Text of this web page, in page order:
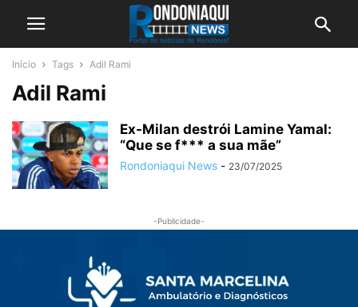
Início Tags Adil Rami
Adil Rami
Ex-Milan destrói Lamine Yamal:
“Que se f*** a sua mãe”
Rondoniaqui News - 23/07/2025
-Publicidade-